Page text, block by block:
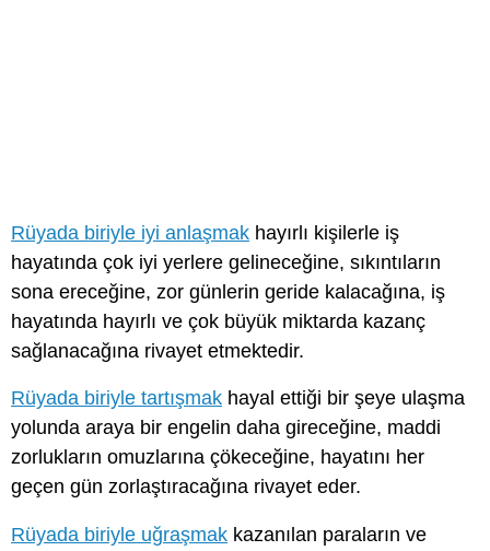
Rüyada biriyle iyi anlaşmak hayırlı kişilerle iş
hayatında çok iyi yerlere gelineceğine, sıkıntıların
sona ereceğine, zor günlerin geride kalacağına, iş
hayatında hayırlı ve çok büyük miktarda kazanç
sağlanacağına rivayet etmektedir.
Rüyada biriyle tartışmak hayal ettiği bir şeye ulaşma
yolunda araya bir engelin daha gireceğine, maddi
zorlukların omuzlarına çökeceğine, hayatını her
geçen gün zorlaştıracağına rivayet eder.
Rüyada biriyle uğraşmak kazanılan paraların ve